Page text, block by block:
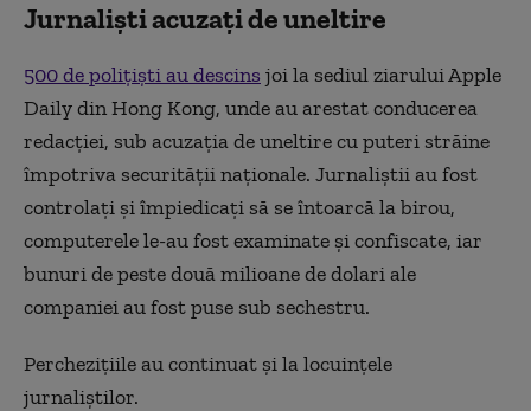
Jurnaliști acuzați de uneltire
500 de polițiști au descins joi la sediul ziarului Apple
Daily din Hong Kong, unde au arestat conducerea
redacției, sub acuzația de uneltire cu puteri străine
împotriva securității naționale. Jurnaliștii au fost
controlați și împiedicați să se întoarcă la birou,
computerele le-au fost examinate și confiscate, iar
bunuri de peste două milioane de dolari ale
companiei au fost puse sub sechestru.
Perchezițiile au continuat și la locuințele
jurnaliștilor.